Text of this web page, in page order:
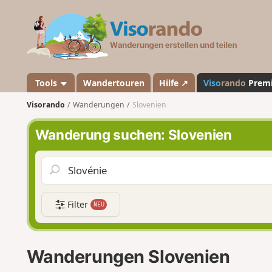
a
n
o
Tools Wandertouren Hilfe ↗ Visorando
Visorando Wanderungen Slovenien
Wanderung suchen: Slovenien
Filter NEU
Wanderungen Slovenien